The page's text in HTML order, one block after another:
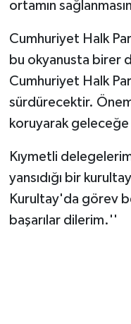
ortamın
Cumhuriyet Halk
bu okyanusta birer
Cumhuriyet Halk
sürdürecektir.
koruyarak geleceğe
Kıymetli
yansıdığı bir
Kurultay'da görev
başarılar dilerim.''